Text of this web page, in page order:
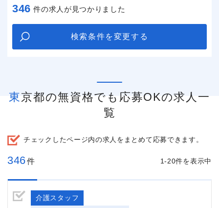
346 件の求人が見つかりました
検索条件を変更する
東京都の無資格でも応募OKの求人一
覧
チェックしたページ内の求人をまとめて応募できます。
346件 1-20件を表示中
介護スタッフ